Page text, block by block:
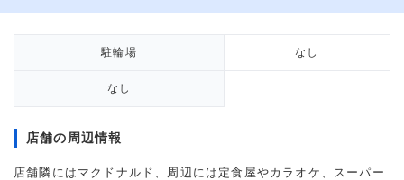
駐輪場 なし
なし
店舗の周辺情報
店舗隣にはマクドナルド、周辺には定食屋やカラオケ、スーパー